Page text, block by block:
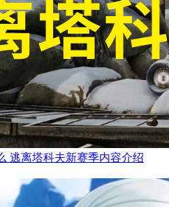
逃离塔科夫新赛季内容介绍